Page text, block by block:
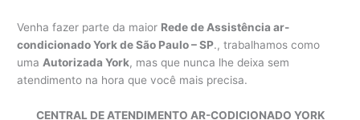
Venha fazer parte da maior Rede de Assistência ar-
condicionado York de São Paulo – SP., trabalhamos como
umaAutorizada York, mas que nunca lhe deixa sem
atendimento na hora que você mais precisa.
CENTRAL DE ATENDIMENTO AR-CODICIONADO YORK